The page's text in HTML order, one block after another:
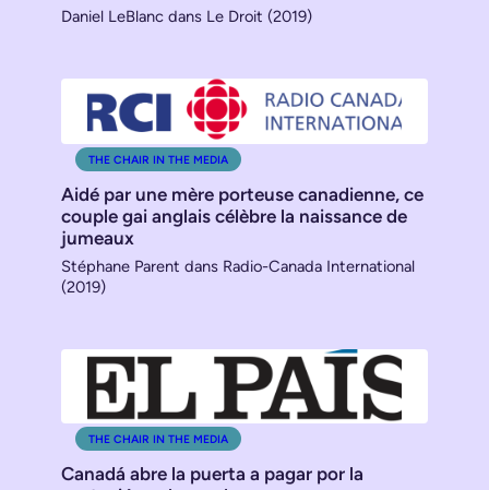
Daniel LeBlanc dans Le Droit (2019)
THE CHAIR IN THE MEDIA
Aidé par une mère porteuse canadienne, ce
couple gai anglais célèbre la naissance de
jumeaux
Stéphane Parent dans Radio-Canada International
(2019)
THE CHAIR IN THE MEDIA
Canadá abre la puerta a pagar por la